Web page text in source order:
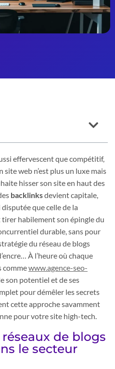
effervescent que compétitif,
site web n’est plus un luxe mais
hisser son site en haut des
backlinksdevient capitale,
que celle de la
habilement son épingle du
durable, sans pour
du réseau de blogs
À l’heure où chaque
commewww.agence-seo-
son potentiel et de ses
pour démêler les secrets
cette approche savamment
pour votre site high-tech.
de blogs
le secteur